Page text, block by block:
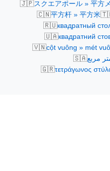
🇯🇵スクエアポール » 平方
🇨🇳平方杆 » 平方米
🇷🇺квадратный
🇺🇦квадратний
🇻🇳cột vuông » mét
🇸🇦مربع
🇬🇷τετράγωνος